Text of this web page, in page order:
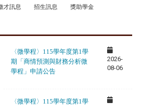
才訊息 招生訊息 獎助學金
〈微學程〉 115學年度第1學
期「商情預測與財務分析微
學程」申請公告
2026-
08-06
〈微學程〉 115學年度第1學